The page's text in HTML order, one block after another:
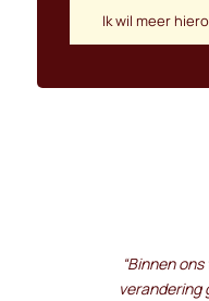
Ik wil meer
“Binnen
verandering